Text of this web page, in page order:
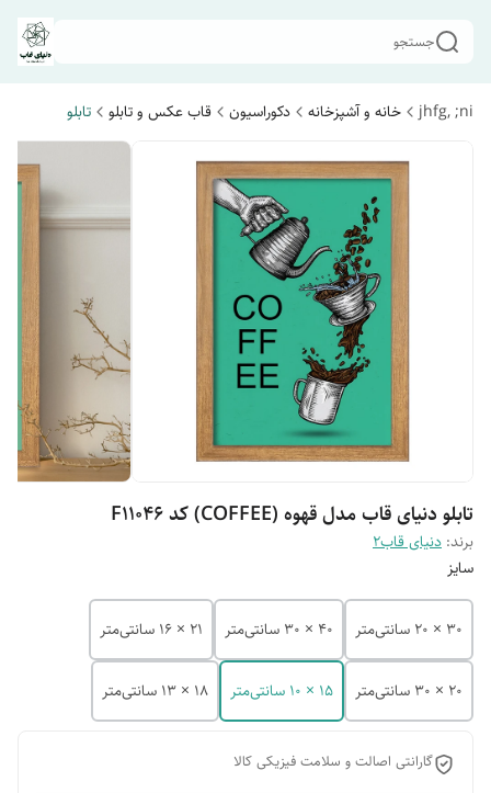
جستجو
jhfg, ;ni خانه و آشپزخانه دکوراسیون قاب عکس و تابلو تابلو
تابلو دنیای قاب مدل قهوه (COFFEE) کد F11046
برند: دنیای قاب2
سایز
30 × 20 سانتی‌متر 40 × 30 سانتی‌متر 21 × 16 سانتی‌متر
20 × 30 سانتی‌متر 15 × 10 سانتی‌متر 18 × 13 سانتی‌متر
گارانتی اصالت و سلامت فیزیکی کالا